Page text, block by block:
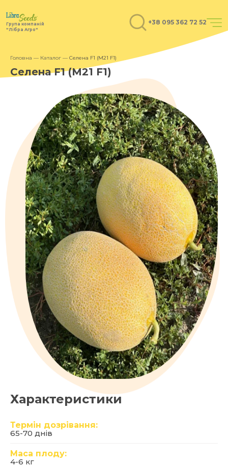
Група компаній
"Лібра Агро"
+38 095 362 72 52
Головна — Каталог — Селена F1 (M21 F1)
Селена F1 (M21 F1)
Характеристики
Термін дозрівання:
65-70 днів
Маса плоду:
4-6 кг